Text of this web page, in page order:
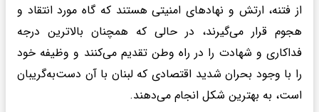
از فتنه، ارتش و نهادهای امنیتی هستند که گاه مورد انتقاد و
هجوم قرار می‌گیرند، در حالی که همچنان بالاترین درجه
فداکاری و شهادت را در راه وطن تقدیم می‌کنند و وظیفه خود
را با وجود بحران شدید اقتصادی که لبنان با آن دست‌به‌گریبان
است، به بهترین شکل انجام می‌دهند.